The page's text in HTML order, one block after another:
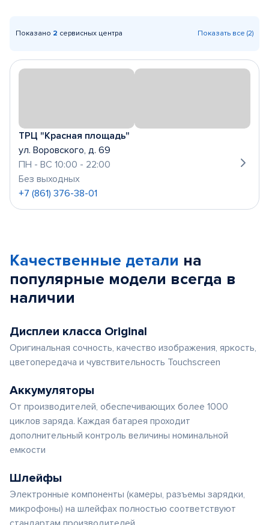
Показано 2 сервисных центра Показать все (2)
ТРЦ "Красная площадь"
ул. Воровского, д. 69
ПН - ВС 10:00 - 22:00
Без выходных
+7 (861) 376-38-01
Качественные детали на
популярные модели всегда в
наличии
Дисплеи класса Original
Оригинальная сочность, качество изображения, яркость,
цветопередача и чувствительность Touchscreen
Аккумуляторы
От производителей, обеспечивающих более 1000
циклов заряда. Каждая батарея проходит
дополнительный контроль величины номинальной
емкости
Шлейфы
Электронные компоненты (камеры, разъемы зарядки,
микрофоны) на шлейфах полностью соответствуют